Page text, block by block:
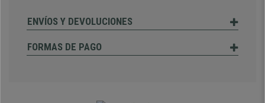
ENVÍOS Y DEVOLUCIONES
FORMAS DE PAGO